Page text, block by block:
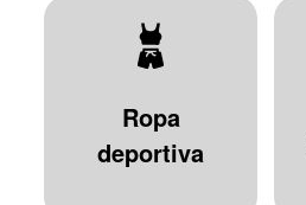
Ropa
deportiva